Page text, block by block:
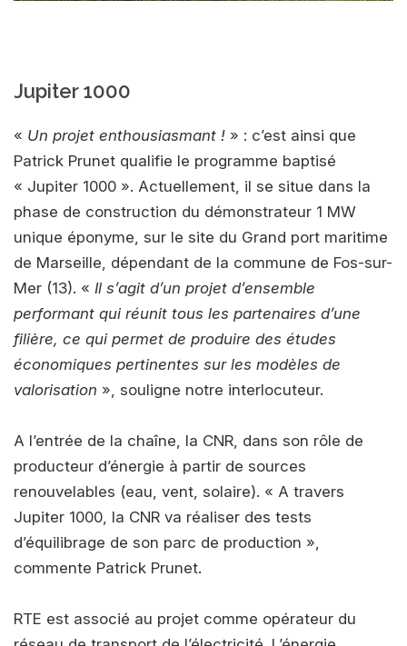
Jupiter 1000
« Un projet enthousiasmant ! » : c’est ainsi que
Patrick Prunet qualifie le programme baptisé
« Jupiter 1000 ». Actuellement, il se situe dans la
phase de construction du démonstrateur 1 MW
unique éponyme, sur le site du Grand port maritime
de Marseille, dépendant de la commune de Fos-sur-
Mer (13). « Il s’agit d’un projet d’ensemble
performant qui réunit tous les partenaires d’une
filière, ce qui permet de produire des études
économiques pertinentes sur les modèles de
valorisation », souligne notre interlocuteur.
A l’entrée de la chaîne, la CNR, dans son rôle de
producteur d’énergie à partir de sources
renouvelables (eau, vent, solaire). « A travers
Jupiter 1000, la CNR va réaliser des tests
d’équilibrage de son parc de production »,
commente Patrick Prunet.
RTE est associé au projet comme opérateur du